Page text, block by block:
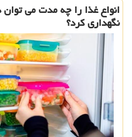
انواع غذا را چه مدت می
نگهداری کرد؟